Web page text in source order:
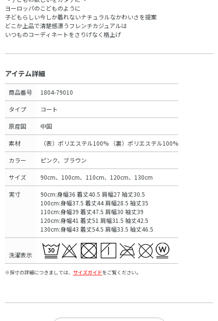
ヨーロッパのこどものように
子どもらしい今しか着れないナチュラルなかわいさを提案
どこか上品で清楚感漂うフレンチカジュアルは
いつものコーディネートをさりげなく格上げ
アイテム詳細
商品番号 1804-79010
タイプ コート
原産国 中国
素材 （表）ポリエステル100% （裏）ポリエステル100%
カラー ピンク、ブラウン
サイズ 90cm、100cm、110cm、120cm、130cm
実寸
90cm:身幅36 着丈40.5 肩幅27 袖丈30.5
100cm:身幅37.5 着丈44 肩幅28.5 袖丈35
110cm:身幅39 着丈47.5 肩幅30 袖丈39
120cm:身幅41 着丈51 肩幅31.5 袖丈42.5
130cm:身幅43 着丈54.5 肩幅33.5 袖丈46.5
洗濯表示
※採寸の詳細につきましては、 サイズガイドをご覧ください。